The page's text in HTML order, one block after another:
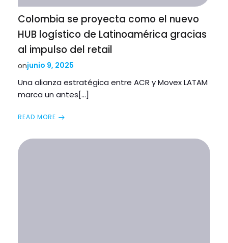
Colombia se proyecta como el nuevo
HUB logístico de Latinoamérica gracias
al impulso del retail
onjunio 9, 2025
Una alianza estratégica entre ACR y Movex LATAM
marca un antes[…]
READ MORE